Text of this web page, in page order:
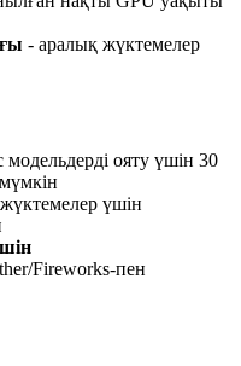
- аралық жүктемелер
ояту үшін 30
жүктемелер үшін
Fireworks-пен